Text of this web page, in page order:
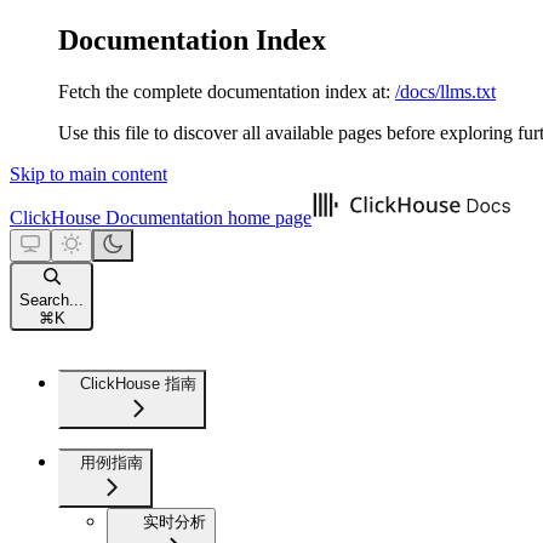
Documentation Index
Fetch the complete documentation index at: /docs/llms.txt
Use this file to discover all available pages before exploring
Skip to main content
ClickHouse Documentation home page
Search...
⌘ K
ClickHouse 指南
用例指南
实时分析